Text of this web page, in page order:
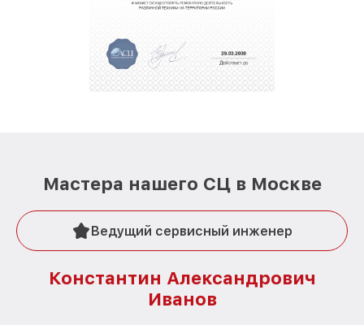
Мастера нашего СЦ в Москве
Ведущий сервисный инженер
Константин Александрович
Иванов